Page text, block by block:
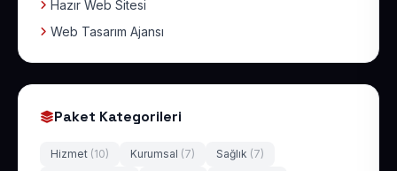
Hazır Web Sitesi
Web Tasarım Ajansı
Paket Kategorileri
Hizmet (10) Kurumsal (7) Sağlık (7)